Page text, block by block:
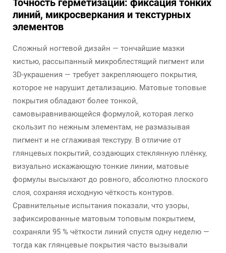
Точность герметизации: фиксация тонких
линий, микросверкания и текстурных
элементов
Сложный ногтевой дизайн — тончайшие мазки
кистью, рассыпанный микроблестящий пигмент или
3D-украшения — требует закрепляющего покрытия,
которое не нарушит детализацию. Матовые топовые
покрытия обладают более тонкой,
самовыравнивающейся формулой, которая легко
скользит по нежным элементам, не размазывая
пигмент и не сглаживая текстуру. В отличие от
глянцевых покрытий, создающих стеклянную плёнку,
визуально искажающую тонкие линии, матовые
формулы высыхают до ровного, абсолютно плоского
слоя, сохраняя исходную чёткость контуров.
Сравнительные испытания показали, что узоры,
зафиксированные матовым топовым покрытием,
сохраняли 95 % чёткости линий спустя одну неделю —
тогда как глянцевые покрытия часто вызывали